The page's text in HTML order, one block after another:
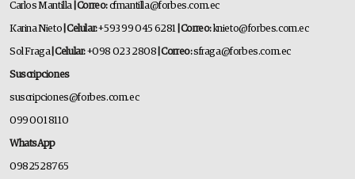
Carlos Mantilla | Correo:cfmantilla@forbes.com.ec
Karina Nieto | Celular:+593 99 045 6281 | Correo:knieto@forbes.com.ec
Sol Fraga| Celular:+098 023 2808 | Correo:sfraga@forbes.com.ec
Suscripciones
suscripciones@forbes.com.ec
099 001 8110
WhatsApp
0982528765